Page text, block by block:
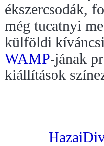
ékszercsodák,
még tucatnyi
külföldi
WAMP-jának
kiállítások